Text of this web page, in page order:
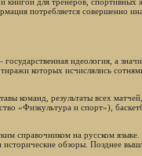
потребляется совершенно
идеология, а
которых исчислялись
команд, результаты всех
«Физкультура и спорт»),
справочником на русском
исторические обзоры. Позднее